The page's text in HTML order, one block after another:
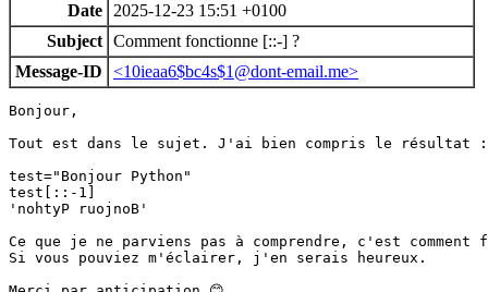
Date
2025-12-23 15:51 +0100
Subject Comment fonctionne [::-] ?
Message-ID
<10ieaa6$bc4s$1@dont-email.me>
Bonjour,
Tout est dans le sujet. J'ai bien compris le résultat :
test="Bonjour Python"
test[::-1]
'nohtyP ruojnoB'
Ce que je ne parviens pas à comprendre, c'est
Si vous pouviez m'éclairer, j'en serais heureux.